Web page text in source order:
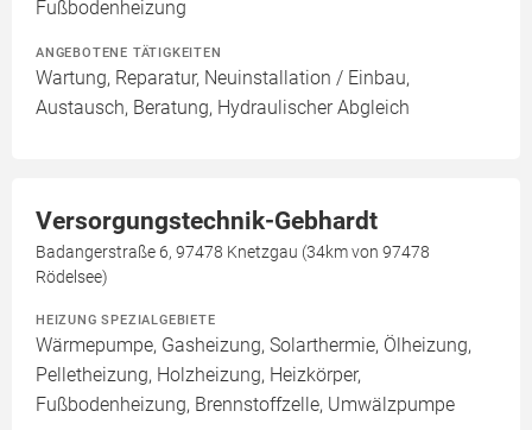
Fußbodenheizung
ANGEBOTENE TÄTIGKEITEN
Wartung, Reparatur, Neuinstallation / Einbau,
Austausch, Beratung, Hydraulischer Abgleich
Versorgungstechnik-Gebhardt
Badangerstraße 6, 97478 Knetzgau (34km von 97478
Rödelsee)
HEIZUNG SPEZIALGEBIETE
Wärmepumpe, Gasheizung, Solarthermie, Ölheizung,
Pelletheizung, Holzheizung, Heizkörper,
Fußbodenheizung, Brennstoffzelle, Umwälzpumpe